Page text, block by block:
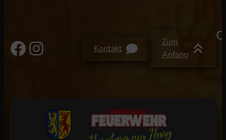
Facebook Instagram Kontakt
Zum
Anfang